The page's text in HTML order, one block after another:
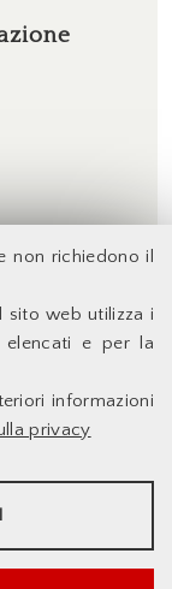
non richiedono il
sito web utilizza i
elencati e per la
informazioni
privacy
Studi di Roma
di Economia
Vergata